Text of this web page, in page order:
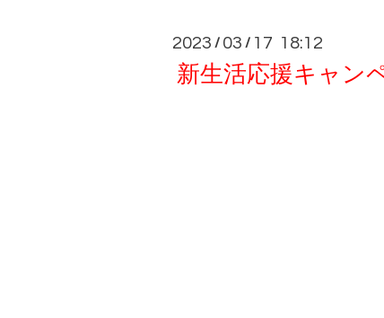
2023 / 03 / 17 18:12
新生活応援キャン